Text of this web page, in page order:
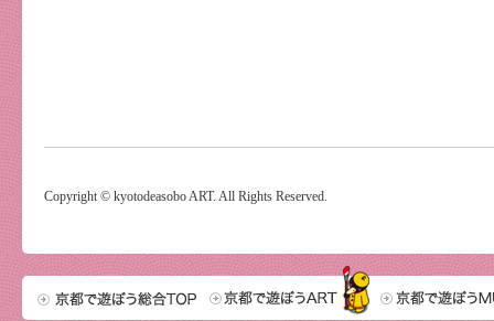
Copyright © kyotodeasobo ART. All Rights Reserved.